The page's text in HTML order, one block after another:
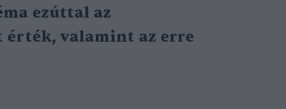
ezúttal az
valamint az erre